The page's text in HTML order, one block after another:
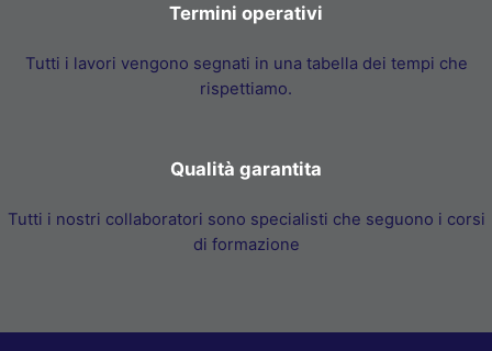
Termini operativi
Tutti i lavori vengono segnati in una tabella dei tempi che
rispettiamo.
Qualità garantita
Tutti i nostri collaboratori sono specialisti che seguono i corsi
di formazione